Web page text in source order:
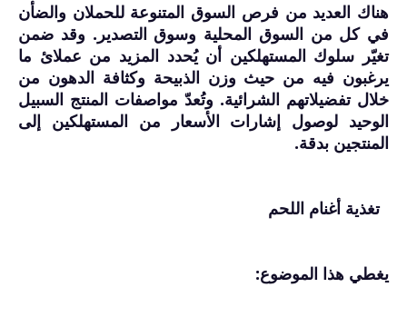
هناك العديد من فرص السوق المتنوعة للحملان والضأن
في كل من السوق المحلية وسوق التصدير. وقد ضمن
تغيّر سلوك المستهلكين أن يُحدد المزيد من عملائ ما
يرغبون فيه من حيث وزن الذبيحة وكثافة الدهون من
خلال تفضيلاتهم الشرائية. وتُعدّ مواصفات المنتج السبيل
الوحيد لوصول إشارات الأسعار من المستهلكين إلى
المنتجين بدقة.
تغذية أغنام اللحم
يغطي هذا الموضوع: